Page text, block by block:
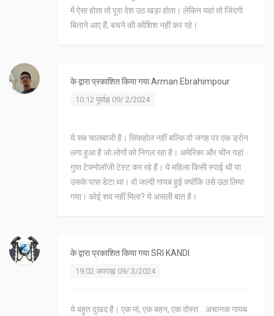
में ऐसा होता तो पूरा देश उठ खड़ा होता। लेकिन यहां तो जिंदगी
बिताने आए हैं, बचने की कोशिश नहीं कर रहे।
के द्वारा प्रकाशित किया गयाArman Ebrahimpour
10:12 पूर्वाह्न 09/ 2/2024
ये सब चालबाजी है। सिंकहोल नहीं बल्कि वो जगह पर एक ड्रोन
लगा हुआ है जो लोगों को निगल रहा है। अमेरिका और चीन यहां
गुप्त टेक्नोलॉजी टेस्ट कर रहे हैं। ये महिला किसी स्पाई थी या
उसके पास डेटा था। वो जल्दी गायब हुई क्योंकि उसे उठा लिया
गया। कोई शव नहीं मिला? ये असली बात है।
के द्वारा प्रकाशित किया गयाSRI KANDI
19:02 अपराह्न 09/ 3/2024
ये बहुत दुखद है। एक मां, एक बहन, एक दोस्त... अचानक गायब